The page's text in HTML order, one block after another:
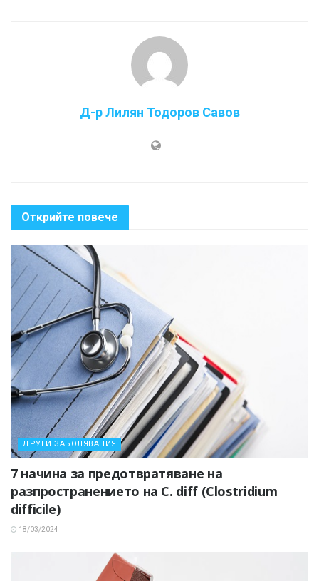
Д-р Лилян Тодоров Савов
Открийте повече
ДРУГИ ЗАБОЛЯВАНИЯ
7 начина за предотвратяване на
разпространението на C. diff (Clostridium
difficile)
18/03/2024